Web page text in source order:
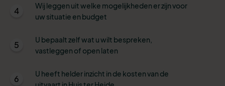
4
Wij leggen uit welke mogelijkheden er zijn voor
uw situatie en budget
5
U bepaalt zelf wat u wilt bespreken,
vastleggen of open laten
6
U heeft helder inzicht in de kosten van de